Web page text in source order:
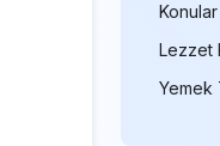
Konular
Lezzet
Yemek